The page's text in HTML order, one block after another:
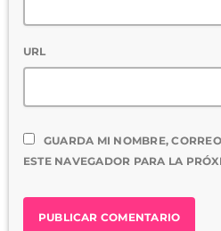
URL
GUARDA MI NOMBRE,
ESTE NAVEGADOR PARA LA